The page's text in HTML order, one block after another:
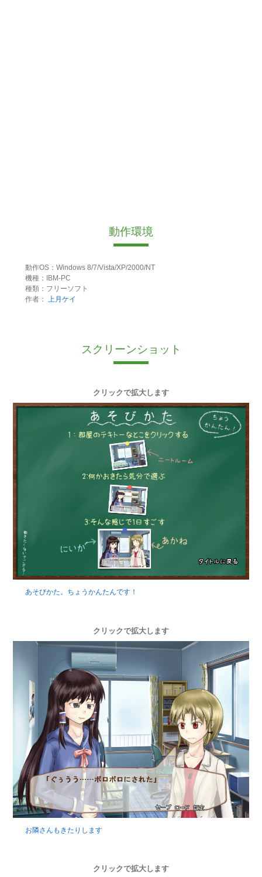
動作環境
動作OS：Windows 8/7/Vista/XP/2000/NT
機種：IBM-PC
種類：フリーソフト
作者： 上月ケイ
スクリーンショット
クリックで拡大します
あそびかた。ちょうかんたんです！
クリックで拡大します
お隣さんもきたりします
クリックで拡大します